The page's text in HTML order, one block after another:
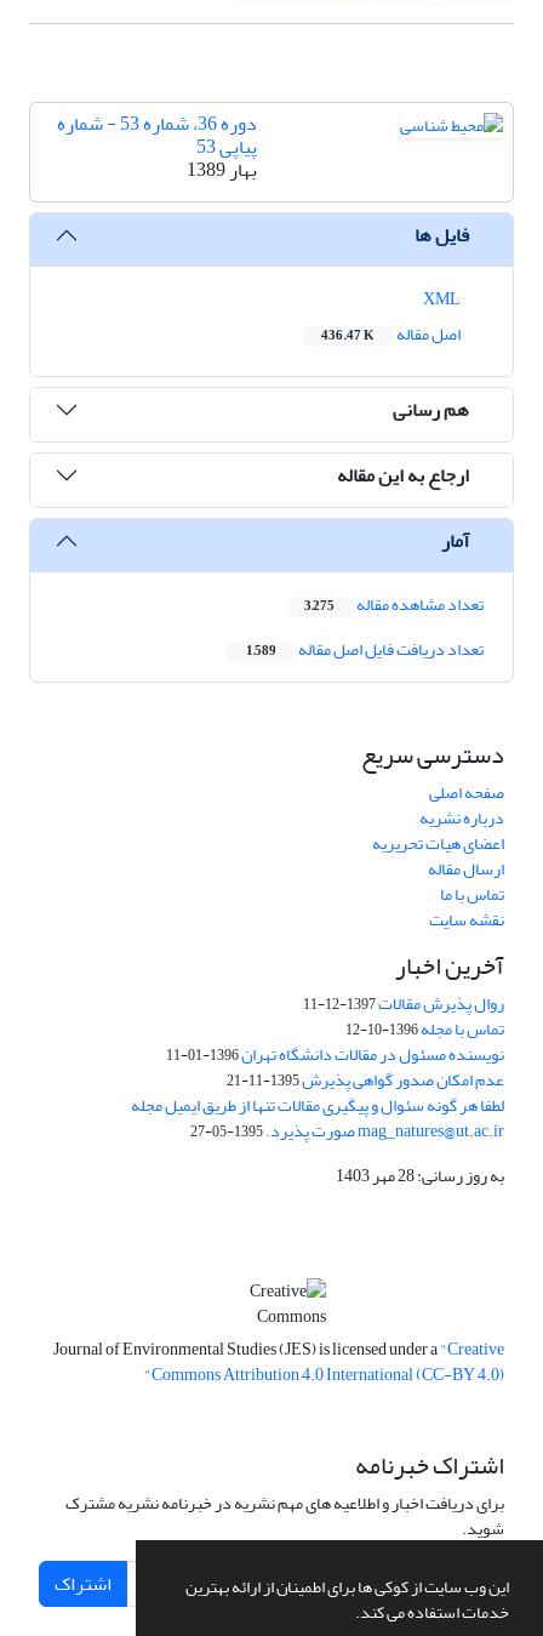
این وب سایت از کوکی ها برای اطمینان از ارائه بهترین
خدمات استفاده می کند.
دوره 36، شماره 53 - شماره
پیاپی 53
بهار 1389
فایل ها
اصل مقاله
436.47 K
هم رسانی
ارجاع به این مقاله
آمار
تعداد مشاهده مقاله 3,275
تعداد دریافت فایل اصل مقاله 1,589
دسترسی سریع
صفحه اصلی
درباره نشریه
اعضای هیات تحریریه
ارسال مقاله
تماس با ما
نقشه سایت
آخرین اخبار
روال پذیرش مقالات1397-12-11
تماس با مجله1396-10-12
نویسنده مسئول در مقالات دانشگاه تهران1396-01-11
عدم امکان صدور گواهی پذیرش1395-11-21
لطفا هر گونه سئوال و پیگیری مقالات تنها از طریق ایمیل مجله
mag_natures@ut.ac.ir صورت پذیرد. 1395-05-27
به روز رسانی: 28 مهر 1403
Journal of Environmental Studies (JES) is licensed under a"Creative
Commons Attribution 4.0 International (CC-BY 4.0)"
اشتراک خبرنامه
برای دریافت اخبار و اطلاعیه های مهم نشریه در خبرنامه نشریه مشترک
شوید.
اشتراک